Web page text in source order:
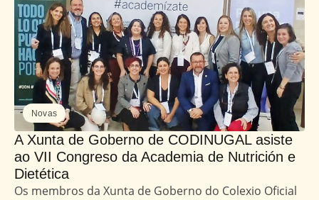
Novas
A Xunta de Goberno de CODINUGAL asiste
ao VII Congreso da Academia de Nutrición e
Dietética
Os membros da Xunta de Goberno do Colexio Oficial